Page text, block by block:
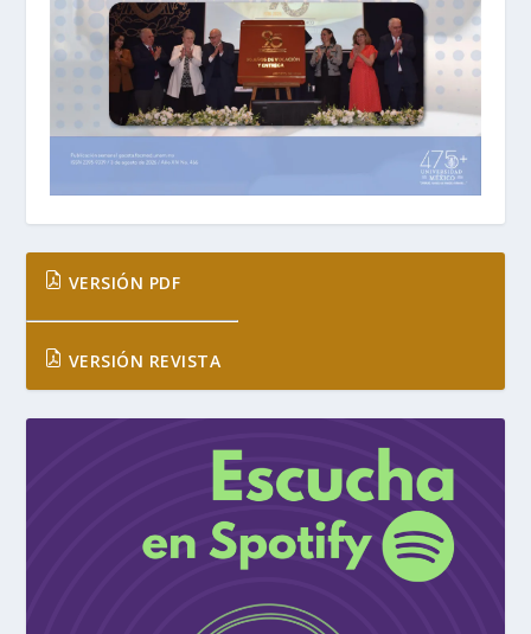
VERSIÓN PDF
VERSIÓN REVISTA